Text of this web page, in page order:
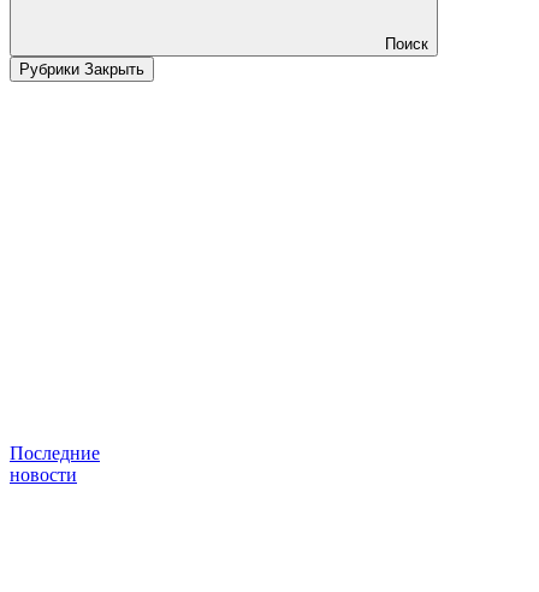
Поиск
Рубрики Закрыть
Последние
новости